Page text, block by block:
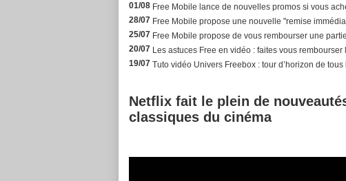
01/08 Free Mobile lance de nouvelles promos si vous
28/07 Free Mobile propose une nouvelle "remise
25/07 Free Mobile propose de vous rembourser une
20/07 Les astuces Free en vidéo : faites vous rembourser
19/07 Tuto vidéo Univers Freebox : tour d’horizon de
Netflix fait le plein de
classiques du cinéma